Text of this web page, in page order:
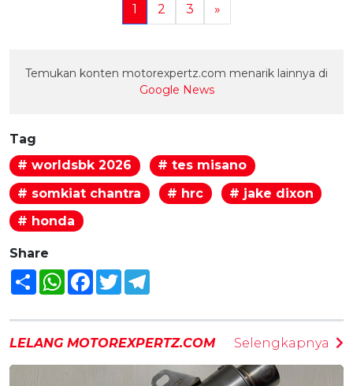
1 2 3 »
Temukan konten motorexpertz.com menarik lainnya di
Google News
Tag
# worldsbk 2026
# tes misano
# somkiat chantra
# hrc
# jake dixon
# honda
Share
Share WhatsAppFacebook
Twitter
LELANG MOTOREXPERTZ.COM Selengkapnya